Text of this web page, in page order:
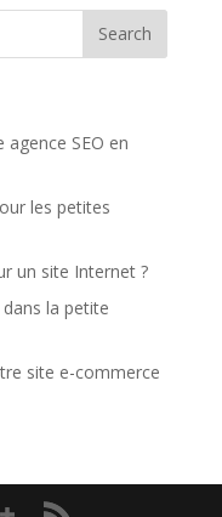
SEO en
les petites
un site Internet ?
la petite
site e-commerce